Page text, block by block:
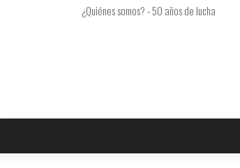
¿Quiénes somos?-50 años de lucha